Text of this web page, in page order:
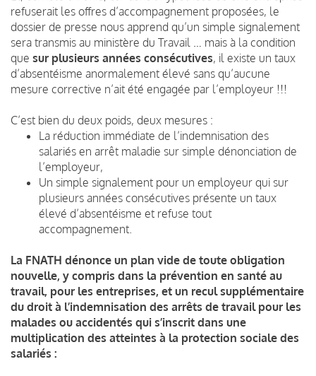
refuserait les offres d’accompagnement proposées, le
dossier de presse nous apprend qu’un simple signalement
sera transmis au ministère du Travail … mais à la condition
que sur plusieurs années consécutives, il existe un taux
d’absentéisme anormalement élevé sans qu’aucune
mesure corrective n’ait été engagée par l’employeur !!!
C’est bien du deux poids, deux mesures :
La réduction immédiate de l’indemnisation des
salariés en arrêt maladie sur simple dénonciation de
l’employeur,
Un simple signalement pour un employeur qui sur
plusieurs années consécutives présente un taux
élevé d’absentéisme et refuse tout
accompagnement.
La FNATH dénonce un plan vide de toute obligation
nouvelle, y compris dans la prévention en santé au
travail, pour les entreprises, et un recul supplémentaire
du droit à l’indemnisation des arrêts de travail pour les
malades ou accidentés qui s’inscrit dans une
multiplication des atteintes à la protection sociale des
salariés :